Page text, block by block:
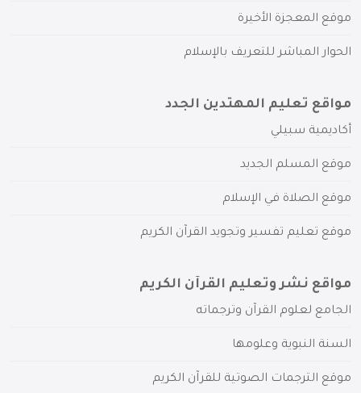
موقع المعجزة الأخيرة
الحوار المباشر للتعريف بالإسلام
مواقع تعليم المهتدين الجدد
أكاديمية سبيلي
موقع المسلم الجديد
موقع الصلاة في الإسلام
موقع تعليم تفسير وتجويد القرآن الكريم
مواقع نشر وتعليم القرآن الكريم
الجامع لعلوم القرآن وترجماته
السنة النبوية وعلومها
موقع الترجمات الصوتية للقرآن الكريم